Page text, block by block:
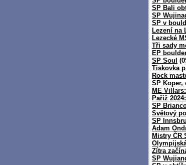
SP Bali
SP
SP v
Lezení na
Lezecké
Tři sady
EP
SP Soul
Tiskovka
Rock
SP Koper,
ME
Paříž
SP
Světový
SP
Adam
Mistry ČR
Zítra
SP